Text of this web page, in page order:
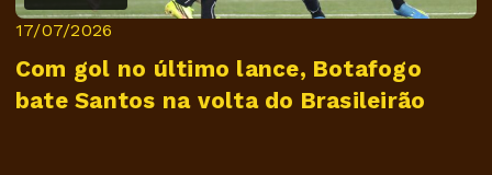
17/07/2026
Com gol no último lance, Botafogo
bate Santos na volta do Brasileirão